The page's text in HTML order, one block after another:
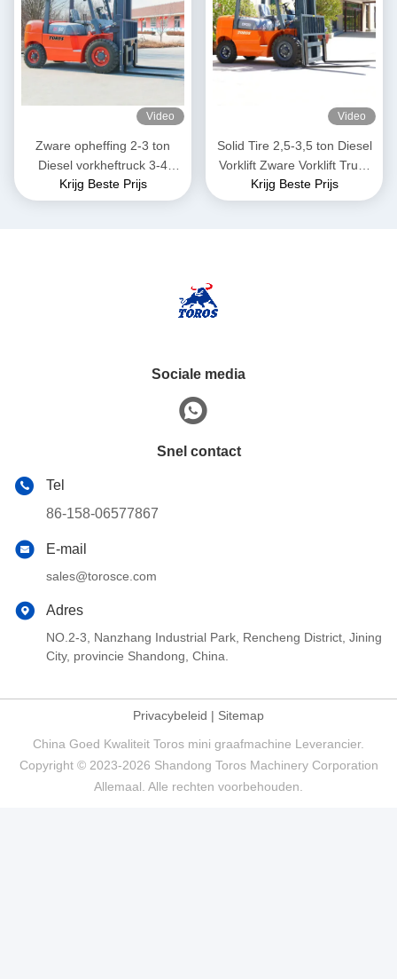
Video
Zware opheffing 2-3 ton
Diesel vorkheftruck 3-4
meter totale lengte
Krijg Beste Prijs
Video
Solid Tire 2,5-3,5 ton Diesel
Vorklift Zware Vorklift Truck
Voor Warehouse
Krijg Beste Prijs
Sociale media
Snel contact
Tel
86-158-06577867
E-mail
sales@torosce.com
Adres
NO.2-3, Nanzhang Industrial Park, Rencheng District, Jining
City, provincie Shandong, China.
Privacybeleid | Sitemap
China Goed Kwaliteit Toros mini graafmachine Leverancier.
Copyright © 2023-2026 Shandong Toros Machinery Corporation
Allemaal. Alle rechten voorbehouden.